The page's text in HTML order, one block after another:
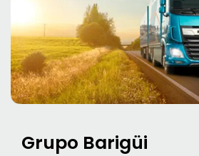
Grupo Barigüi